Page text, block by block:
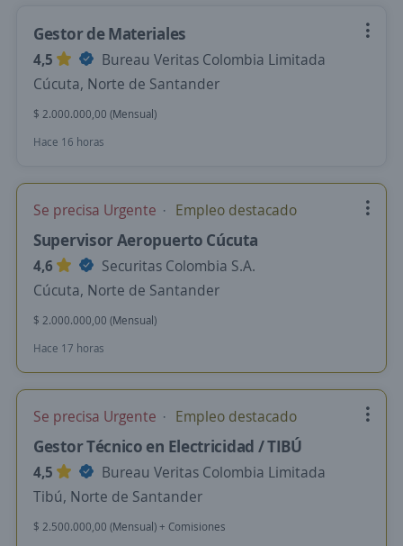
Gestor de Materiales
4,5
Bureau Veritas Colombia Limitada
Cúcuta, Norte de Santander
$ 2.000.000,00 (Mensual)
Hace 16 horas
Se precisa Urgente Empleo destacado
Supervisor Aeropuerto Cúcuta
4,6
Securitas Colombia S.A.
Cúcuta, Norte de Santander
$ 2.000.000,00 (Mensual)
Hace 17 horas
Se precisa Urgente Empleo destacado
Gestor Técnico en Electricidad / TIBÚ
4,5
Bureau Veritas Colombia Limitada
Tibú, Norte de Santander
$ 2.500.000,00 (Mensual) + Comisiones